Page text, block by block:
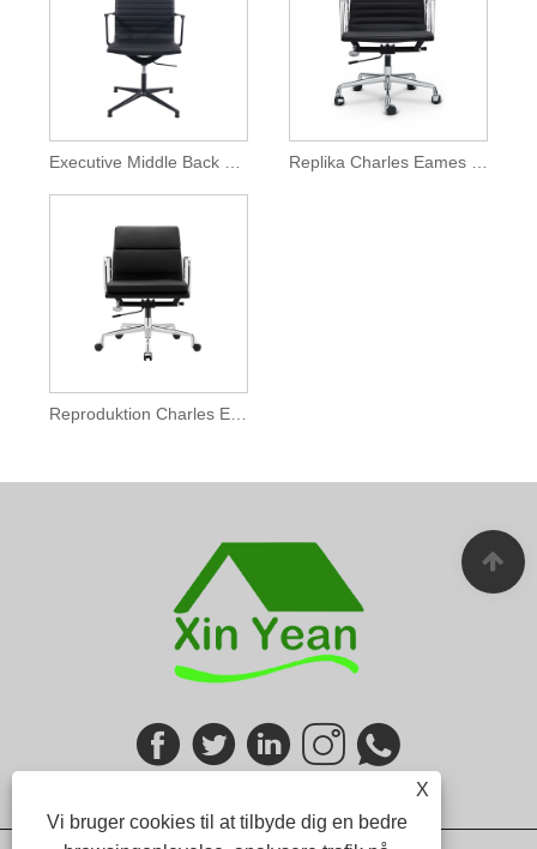
Reproduktion Charles Eames Soft Pad Kontorstol
X
Vi bruger cookies til at tilbyde dig en bedre